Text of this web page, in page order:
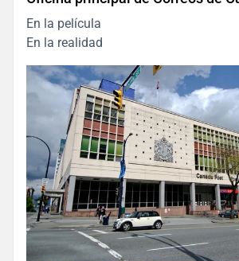
En la película
En la realidad